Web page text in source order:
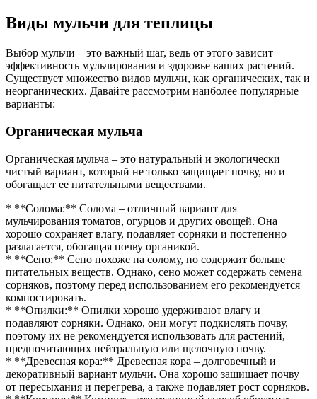
Виды мульчи для теплицы
Выбор мульчи – это важный шаг, ведь от этого зависит
эффективность мульчирования и здоровье ваших растений.
Существует множество видов мульчи, как органических, так и
неорганических. Давайте рассмотрим наиболее популярные
варианты:
Органическая мульча
Органическая мульча – это натуральный и экологически
чистый вариант, который не только защищает почву, но и
обогащает ее питательными веществами.
* **Солома:** Солома – отличный вариант для
мульчирования томатов, огурцов и других овощей. Она
хорошо сохраняет влагу, подавляет сорняки и постепенно
разлагается, обогащая почву органикой.
* **Сено:** Сено похоже на солому, но содержит больше
питательных веществ. Однако, сено может содержать семена
сорняков, поэтому перед использованием его рекомендуется
компостировать.
* **Опилки:** Опилки хорошо удерживают влагу и
подавляют сорняки. Однако, они могут подкислять почву,
поэтому их не рекомендуется использовать для растений,
предпочитающих нейтральную или щелочную почву.
* **Древесная кора:** Древесная кора – долговечный и
декоративный вариант мульчи. Она хорошо защищает почву
от пересыхания и перегрева, а также подавляет рост сорняков.